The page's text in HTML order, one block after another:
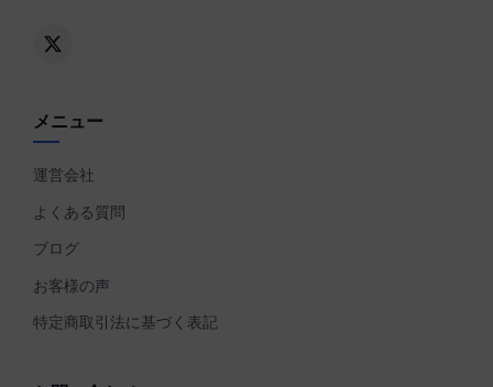
メニュー
運営会社
よくある質問
ブログ
お客様の声
特定商取引法に基づく表記